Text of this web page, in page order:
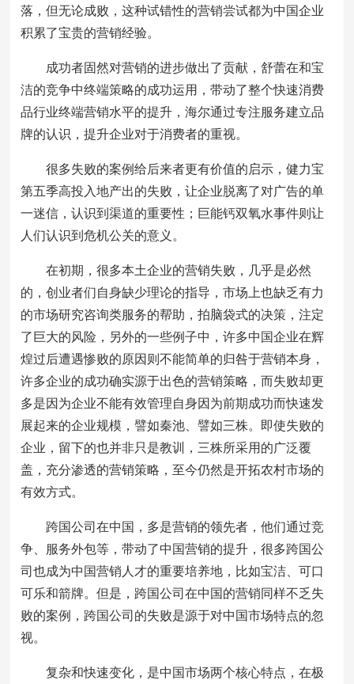
落，但无论成败，这种试错性的营销尝试都为中国企业
积累了宝贵的营销经验。
成功者固然对营销的进步做出了贡献，舒蕾在和宝
洁的竞争中终端策略的成功运用，带动了整个快速消费
品行业终端营销水平的提升，海尔通过专注服务建立品
牌的认识，提升企业对于消费者的重视。
很多失败的案例给后来者更有价值的启示，健力宝
第五季高投入地产出的失败，让企业脱离了对广告的单
一迷信，认识到渠道的重要性；巨能钙双氧水事件则让
人们认识到危机公关的意义。
在初期，很多本土企业的营销失败，几乎是必然
的，创业者们自身缺少理论的指导，市场上也缺乏有力
的市场研究咨询类服务的帮助，拍脑袋式的决策，注定
了巨大的风险，另外的一些例子中，许多中国企业在辉
煌过后遭遇惨败的原因则不能简单的归咎于营销本身，
许多企业的成功确实源于出色的营销策略，而失败却更
多是因为企业不能有效管理自身因为前期成功而快速发
展起来的企业规模，譬如秦池、譬如三株。即使失败的
企业，留下的也并非只是教训，三株所采用的广泛覆
盖，充分渗透的营销策略，至今仍然是开拓农村市场的
有效方式。
跨国公司在中国，多是营销的领先者，他们通过竞
争、服务外包等，带动了中国营销的提升，很多跨国公
司也成为中国营销人才的重要培养地，比如宝洁、可口
可乐和箭牌。但是，跨国公司在中国的营销同样不乏失
败的案例，跨国公司的失败是源于对中国市场特点的忽
视。
复杂和快速变化，是中国市场两个核心特点，在极